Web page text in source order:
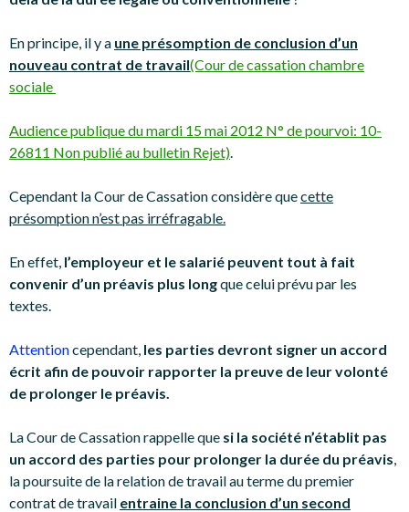
En principe, il y a une présomption de conclusion d’un
nouveau contrat de travail(Cour de cassation chambre
sociale
Audience publique du mardi 15 mai 2012 N° de pourvoi: 10-
26811 Non publié au bulletin Rejet).
Cependant la Cour de Cassation considère quecette
présomption n’est pas irréfragable.
En effet, l’employeur et le salarié peuvent tout à fait
convenir d’un préavis plus longque celui prévu par les
textes.
Attentioncependant, les parties devront signer un accord
écrit afin de pouvoir rapporter la preuve de leur volonté
de prolonger le préavis.
La Cour de Cassation rappelle que si la société n’établit pas
un accord des parties pour prolonger la durée du préavis,
la poursuite de la relation de travail au terme du premier
contrat de travail entraine la conclusion d’un second